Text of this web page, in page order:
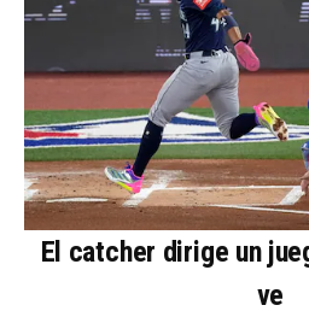
El catcher dirige un
ve